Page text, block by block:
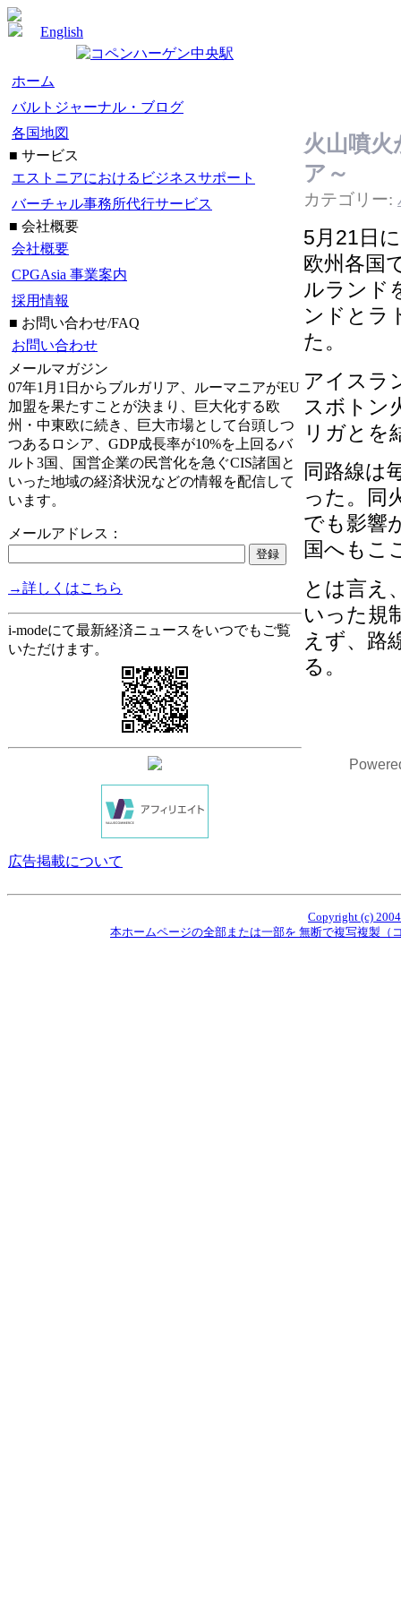
English
ホーム
バルトジャーナル・ブログ
各国地図
■ サービス
エストニアにおけるビジネスサポート
バーチャル事務所代行サービス
■ 会社概要
会社概要
CPGAsia 事業案内
採用情報
■ お問い合わせ/FAQ
お問い合わせ
メールマガジン
07年1月1日からブルガリア、ルーマニアがEU
加盟を果たすことが決まり、巨大化する欧
州・中東欧に続き、巨大市場として台頭しつ
つあるロシア、GDP成長率が10%を上回るバ
ルト3国、国営企業の民営化を急ぐCIS諸国と
いった地域の経済状況などの情報を配信して
います。
メールアドレス：
→詳しくはこちら
i-modeにて最新経済ニュースをいつでもご覧
いただけます。
広告掲載について
火山噴
ア～
カテゴリー:
5月21日
欧州各国
ルランド
ンドとラ
た。
アイスラ
スボトン
リガとを
同路線は
った。同
でも影響
国へもこ
とは言え
いった規
えず、路
る。
Copyright (c)
本ホームページの全部または一部を 無断で複写複製（